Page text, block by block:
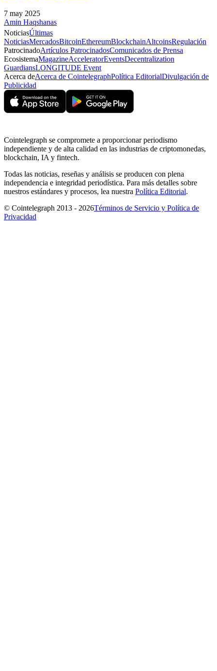
7 may 2025
Amin Haqshanas
NoticiasÚltimas
NoticiasMercadosBitcoinEthereumBlockchainAltcoinsRegulación
PatrocinadoArtículos PatrocinadosComunicados de Prensa
EcosistemaMagazineAcceleratorEventsDecentralization
GuardiansLONGITUDE Event
Acerca deAcerca de CointelegraphPolítica EditorialDivulgación de
Publicidad
Cointelegraph se compromete a proporcionar periodismo
independiente y de alta calidad en las industrias de criptomonedas,
blockchain, IA y fintech.
Todas las noticias, reseñas y análisis se producen con plena
independencia e integridad periodística. Para más detalles sobre
nuestros estándares y procesos, lea nuestra Política Editorial.
© Cointelegraph 2013 - 2026Términos de Servicio y Política de
Privacidad